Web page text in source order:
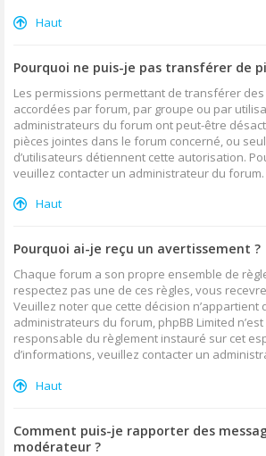
Haut
Pourquoi ne puis-je pas transférer de
Les permissions permettant de transférer
accordées par forum, par groupe ou par
administrateurs du forum ont peut-être
pièces jointes dans le forum concerné, ou
d’utilisateurs détiennent cette autorisation.
veuillez contacter un administrateur du forum.
Haut
Pourquoi ai-je reçu un avertissement ?
Chaque forum a son propre ensemble de
respectez pas une de ces règles, vous
Veuillez noter que cette décision n’appartient
administrateurs du forum, phpBB Limited
responsable du règlement instauré sur cet
d’informations, veuillez contacter un
Haut
Comment puis-je rapporter des
modérateur ?